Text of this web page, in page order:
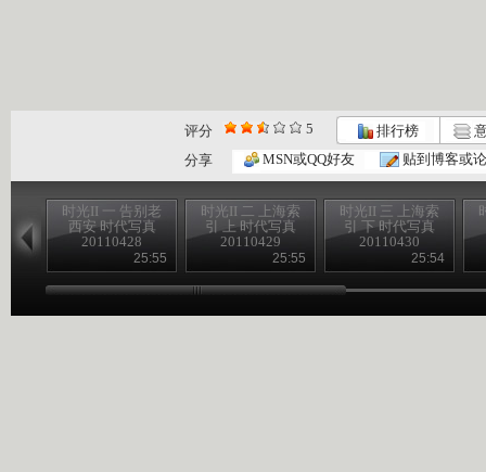
评分 5 排行榜
分享
MSN或QQ好友 贴到博客或
时光II 一 告别老
西安 时代写真
20110428
25:55
时光II 二 上海索
引 上 时代写真
20110429
25:55
时光II 三 上海索
引 下 时代写真
20110430
25:54